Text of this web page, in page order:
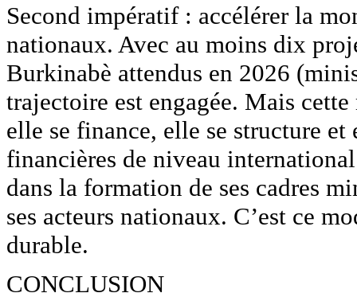
Second impératif : accélérer la
nationaux. Avec au moins dix
Burkinabè attendus en 2026
trajectoire est engagée. Mais
elle se finance, elle se structure
financières de niveau
dans la formation de ses cadres
ses acteurs nationaux. C’est ce
durable.
CONCLUSION